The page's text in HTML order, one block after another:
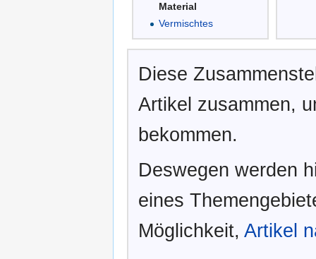
Material
Vermischtes
Diese
Artikel zusammen,
bekommen.
Deswegen werden
eines
Möglichkeit, Artikel